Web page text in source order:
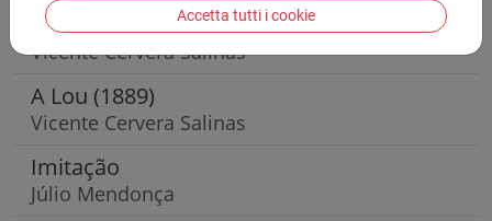
La vergüenza
Vicente Cervera Salinas
A Lou (1889)
Vicente Cervera Salinas
Imitação
Júlio Mendonça
Accetta tutti i cookie